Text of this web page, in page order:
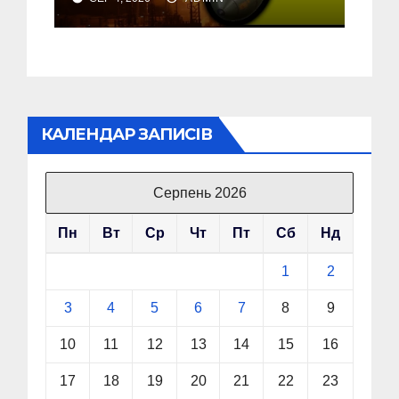
об’єкт на Росії
КАЛЕНДАР ЗАПИСІВ
Серпень 2026
Пн Вт Ср Чт Пт Сб Нд
1 2
3 4 5 6 7 8 9
10 11 12 13 14 15 16
17 18 19 20 21 22 23